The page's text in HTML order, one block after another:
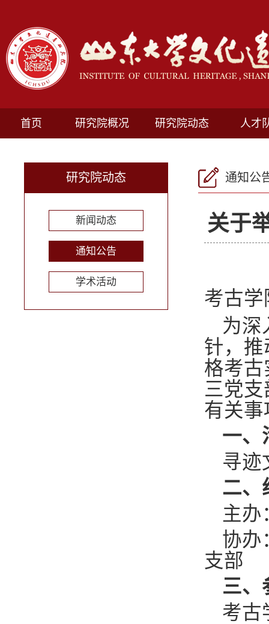
首页 研究院概况 研究院动态 人才
研究院动态
新闻动态
通知公告
学术活动
通知公
关于
考古
为深
针，推
格考
三党支
有关
一、
寻
二、
主办
协办
支部
三、
考古